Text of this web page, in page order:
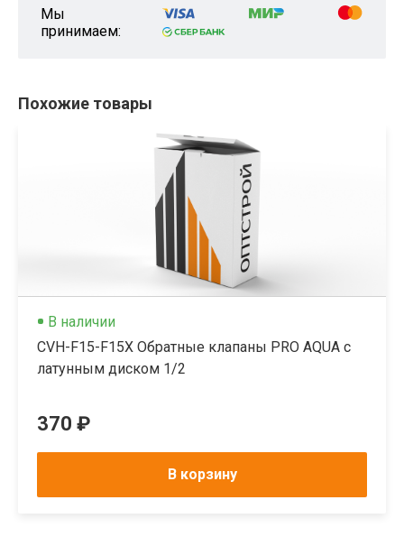
Мы
принимаем:
Похожие товары
В наличии
CVH-F15-F15X Обратные клапаны PRO AQUA с
латунным диском 1/2
370 ₽
В корзину